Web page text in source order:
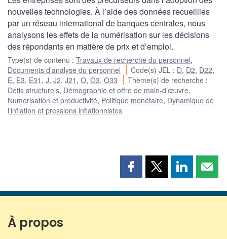
nouvelles technologies. À l’aide des données recueillies
par un réseau international de banques centrales, nous
analysons les effets de la numérisation sur les décisions
des répondants en matière de prix et d’emploi.
Type(s) de contenu : Travaux de recherche du personnel,
Documents d'analyse du personnel
Code(s) JEL : D, D2, D22,
E, E3, E31 , J, J2, J21 , O, O3, O33 Thème(s) de recherche :
Défis structurels, Démographie et offre de main-d’œuvre,
Numérisation et productivité, Politique monétaire, Dynamique de
l’inflation et pressions inflationnistes
Partager
page
Partager
page
Partager
page page
À propos